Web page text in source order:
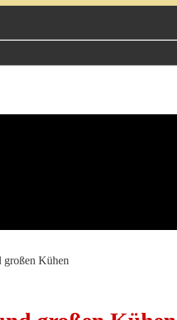
großen Kühen